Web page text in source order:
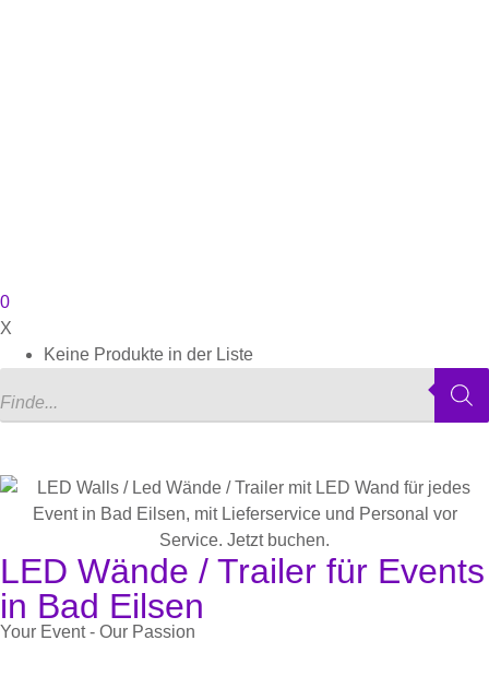
0
X
Keine Produkte in der Liste
LED Wände / Trailer für Events
in Bad Eilsen
Your Event - Our Passion